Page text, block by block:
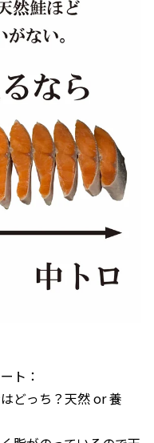
ト：
どっち？天然 or 養